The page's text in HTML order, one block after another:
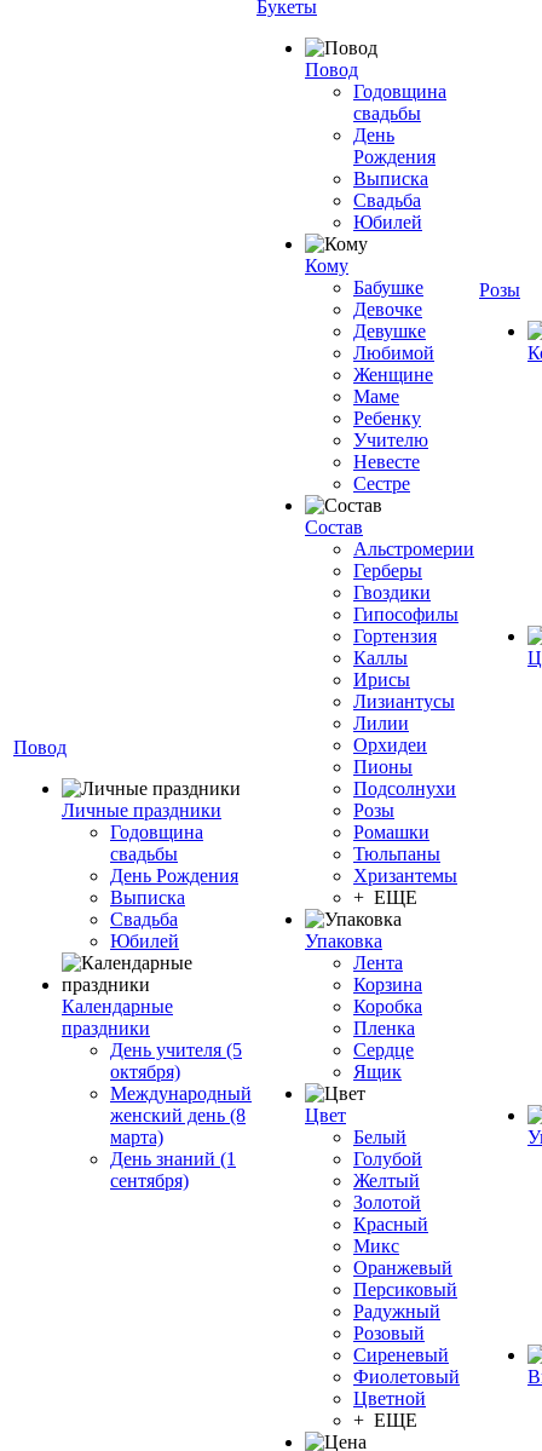
Повод
Личные праздники
Годовщина
свадьбы
День Рождения
Выписка
Свадьба
Юбилей
Календарные
праздники
День учителя (5
октября)
Международный
женский день (8
марта)
День знаний (1
сентября)
Букеты
Повод
Годовщина
свадьбы
День
Рождения
Выписка
Свадьба
Юбилей
Кому
Бабушке
Девочке
Девушке
Любимой
Женщине
Маме
Ребенку
Учителю
Невесте
Сестре
Состав
Альстромерии
Герберы
Гвоздики
Гипософилы
Гортензия
Каллы
Ирисы
Лизиантусы
Лилии
Орхидеи
Пионы
Подсолнухи
Розы
Ромашки
Тюльпаны
Хризантемы
+ ЕЩЕ
Упаковка
Лента
Корзина
Коробка
Пленка
Сердце
Ящик
Цвет
Белый
Голубой
Желтый
Золотой
Красный
Микс
Оранжевый
Персиковый
Радужный
Розовый
Сиреневый
Фиолетовый
Цветной
+ ЕЩЕ
Розы